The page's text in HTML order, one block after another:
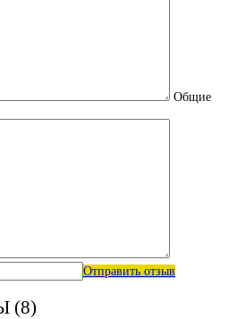
Общие
Отправить отзыв
(8)